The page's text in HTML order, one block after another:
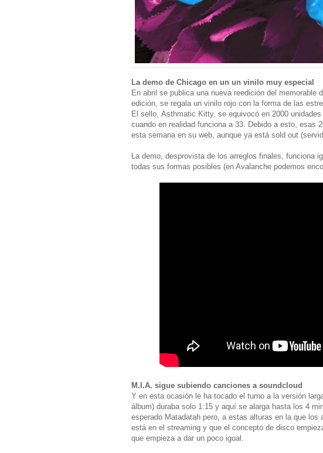
La demo de Chicago en un un vinilo muy especial
En abril se publica una nueva reedición del
edición, se regala un vinilo rojo con la forma de las
El sello, Asthmatic Kitty, se equivocó en 2000
cuando en realidad funciona a 33. Debido a esto, esas
esta semana en su web, aunque ya está sold out
La demo, desprovista de los arreglos finales, funciona
todas sus formas posibles (en Avalanche podemos
M.I.A. sigue subiendo canciones a soundcloud
Y en esta ocasión le ha tocado el turno a la versión
álbum) duraba solo 1:15 y aquí se alarga hasta los 4
esperado Matadatah pero, a estas alturas en la que
está en el streaming y que el concepto de disco
que empieza a dar un poco igual.